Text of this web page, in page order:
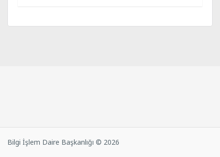
Bilgi İşlem Daire Başkanlığı © 2026